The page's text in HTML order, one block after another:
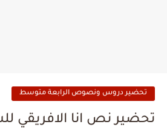
تحضير دروس ونصوص الرابعة متوسط
تحضير نص انا الافريقي